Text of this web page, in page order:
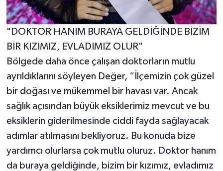
"DOKTOR HANIM BURAYA GELDİĞİNDE BİZİM
BİR KIZIMIZ, EVLADIMIZ OLUR"
Bölgede daha önce çalışan doktorların mutlu
ayrıldıklarını söyleyen Değer, “İlçemizin çok güzel
bir doğası ve mükemmel bir havası var. Ancak
sağlık açısından büyük eksiklerimiz mevcut ve bu
eksiklerin giderilmesinde ciddi fayda sağlayacak
adımlar atılmasını bekliyoruz. Bu konuda bize
yardımcı olurlarsa çok mutlu oluruz. Doktor hanım
da buraya geldiğinde, bizim bir kızımız, evladımız